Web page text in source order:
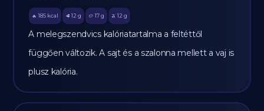
🔥 185 kcal 🥩 12 g 🥔 17g 🫒 12 g
A melegszendvics kalóriatartalma a feltéttől
függően változik. A sajt és a szalonna mellett a vaj is
plusz kalória.